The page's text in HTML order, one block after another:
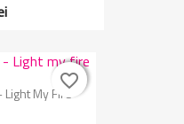
Light My Fire
favorite_border
favorite_border